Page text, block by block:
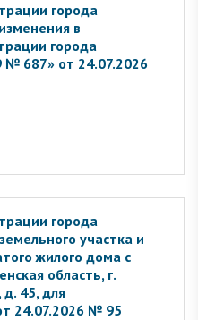
города
в
города
№ 687» от 24.07.2026
города
участка и
жилого дома с
область, г.
д. 45, для
24.07.2026 № 95